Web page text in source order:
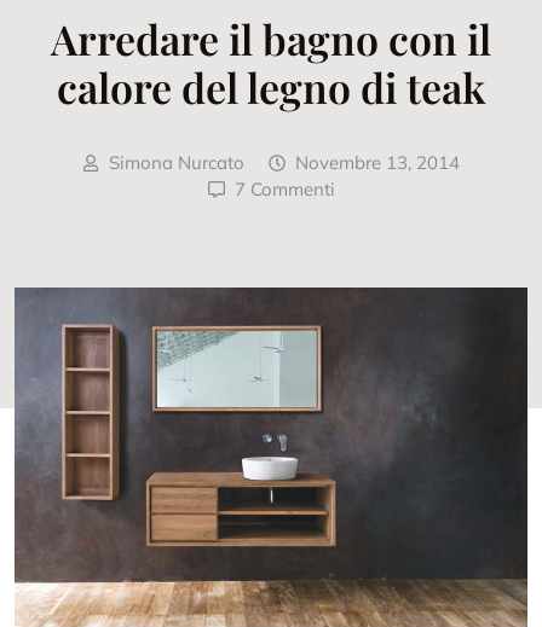
Arredare il bagno con il
calore del legno di teak
Simona Nurcato
Novembre 13, 2014
7 Commenti